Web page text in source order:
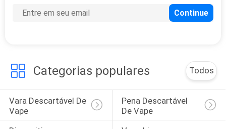
Ecig
41
Categorias populares Todos
Vara Descartável De
Vape
Pena Descartável
De Vape